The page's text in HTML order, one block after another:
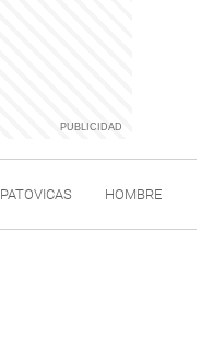
PATOVICAS HOMBRE